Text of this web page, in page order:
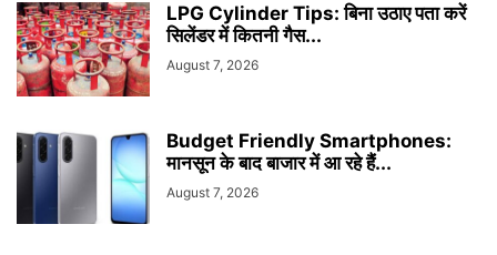
LPG Cylinder Tips: बिना उठाए पता करें
सिलेंडर में कितनी गैस...
August 7, 2026
Budget Friendly Smartphones:
मानसून के बाद बाजार में आ रहे हैं...
August 7, 2026